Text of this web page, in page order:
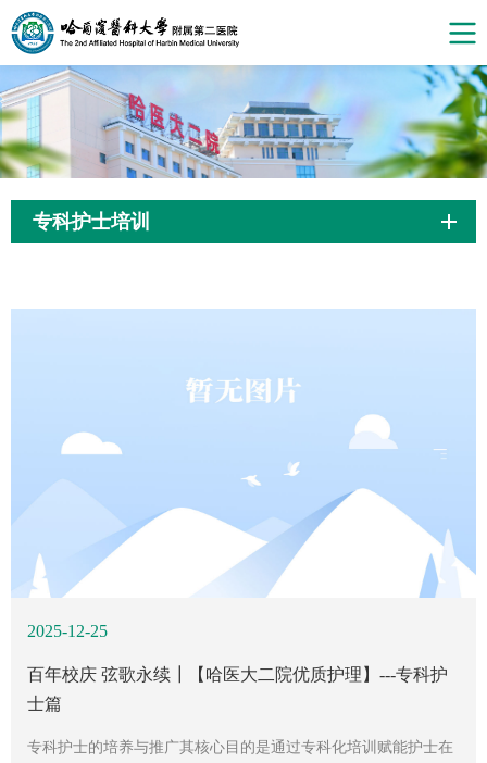
专科护士培训
2025-12-25
百年校庆 弦歌永续┃【哈医大二院优质护理】---专科护
士篇
专科护士的培养与推广其核心目的是通过专科化培训赋能护士在
2024-09-04
【哈医大二院护理】--建院70周年/哈医大二院专科护士培
训 带动护理工作协同发展
人才培养 专科领航随着医疗技术的不断进步和患者需求的日益
2024-07-25
哈医大二院实践基地圆满完成中华护理学会专科护士培
训任务
哈医大二院实践基地圆满完成中华护理学会专科护士培训任务七